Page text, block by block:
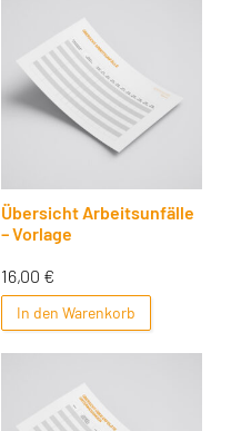
Übersicht Arbeitsunfälle
– Vorlage
16,00 €
In den Warenkorb